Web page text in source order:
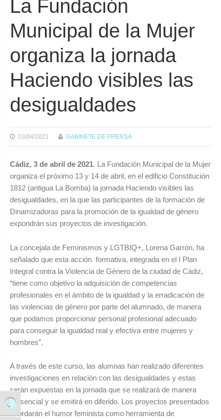
Alternar alto contraste
La Fundación
Municipal de la Mujer
organiza la jornada
Haciendo visibles las
desigualdades
03/04/2021 GABINETE DE PRENSA
Cádiz, 3 de abril de 2021. La Fundación Municipal de la Mujer
organiza el próximo 13 y 14 de abril, en el edificio Constitución
1812 (antigua La Bomba) la jornada Haciendo visibles las
desigualdades, en la que las participantes de la formación de
Dinamizadoras para la promoción de la igualdad de género
expondrán sus proyectos de investigación.
La concejala de Feminismos y LGTBIQ+, Lorena Garrón, ha
señalado que esta acción formativa, integrada en el I Plan
Integral contra la Violencia de Género de la ciudad de Cádiz,
“tiene como objetivo la adquisición de competencias
profesionales en el ámbito de la igualdad y la erradicación de
las violencias de género por parte del alumnado, de manera
que podamos proporcionar personal profesional adecuado
para conseguir la igualdad real y efectiva entre mujeres y
hombres”.
A través de este curso, las alumnas han realizado diferentes
investigaciones en relación con las desigualdades y estas
serán expuestas en la jornada que se realizará de manera
presencial y se emitirá en diferido. Los proyectos presentados
abordarán el humor feminista como herramienta de